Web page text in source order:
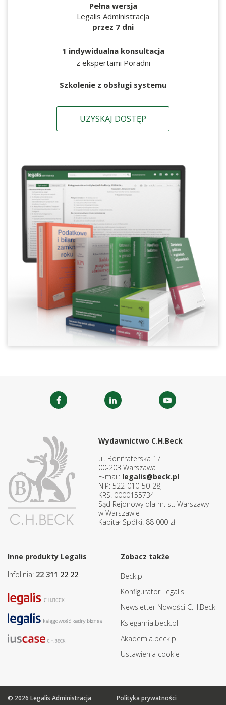
Pełna wersja
Legalis Administracja
przez 7 dni
1 indywidualna konsultacja
z ekspertami Poradni
Szkolenie z obsługi systemu
UZYSKAJ DOSTĘP
Wydawnictwo C.H.Beck
ul. Bonifraterska 17
00-203 Warszawa
E-mail: legalis@beck.pl
NIP: 522-010-50-28,
KRS: 0000155734
Sąd Rejonowy dla m. st. Warszawy
w Warszawie
Kapitał Spółki: 88 000 zł
Inne produkty Legalis
Infolinia: 22 311 22 22
Zobacz także
Beck.pl
Konfigurator Legalis
Newsletter Nowości C.H.Beck
Ksiegarnia.beck.pl
Akademia.beck.pl
Ustawienia cookie
© 2026 Legalis Administracja Polityka prywatności